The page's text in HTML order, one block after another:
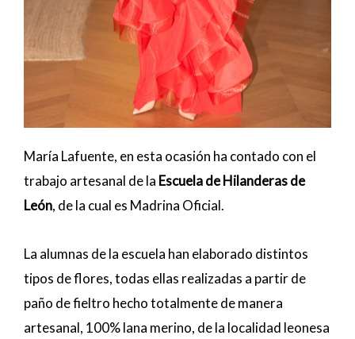
María Lafuente, en esta ocasión ha contado con el
trabajo artesanal de la Escuela de Hilanderas de
León, de la cual es Madrina Oficial.
La alumnas de la escuela han elaborado distintos
tipos de flores, todas ellas realizadas a partir de
paño de fieltro hecho totalmente de manera
artesanal, 100% lana merino, de la localidad leonesa